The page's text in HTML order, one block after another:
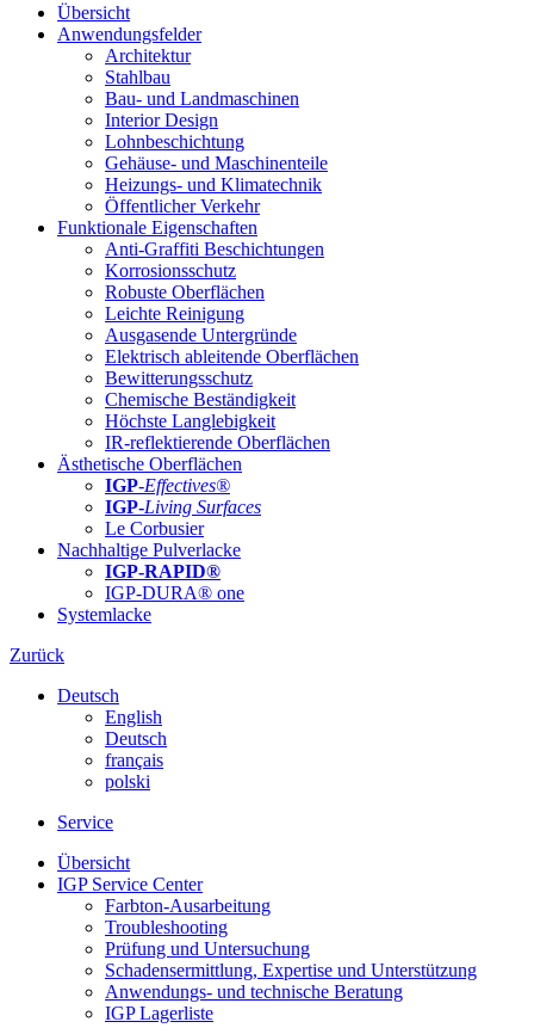
Übersicht
Anwendungsfelder
Architektur
Stahlbau
Bau- und Landmaschinen
Interior Design
Lohnbeschichtung
Gehäuse- und Maschinenteile
Heizungs- und Klimatechnik
Öffentlicher Verkehr
Funktionale Eigenschaften
Anti-Graffiti Beschichtungen
Korrosionsschutz
Robuste Oberflächen
Leichte Reinigung
Ausgasende Untergründe
Elektrisch ableitende Oberflächen
Bewitterungsschutz
Chemische Beständigkeit
Höchste Langlebigkeit
IR-reflektierende Oberflächen
Ästhetische Oberflächen
IGP-Effectives®
IGP-Living Surfaces
Le Corbusier
Nachhaltige Pulverlacke
IGP-RAPID®
IGP-DURA® one
Systemlacke
Zurück
Deutsch
English
Deutsch
français
polski
Service
Übersicht
IGP Service Center
Farbton-Ausarbeitung
Troubleshooting
Prüfung und Untersuchung
Schadensermittlung, Expertise und Unterstützung
Anwendungs- und technische Beratung
IGP Lagerliste